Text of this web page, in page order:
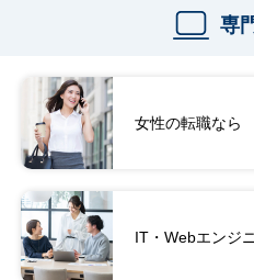
専
女性の転職なら
IT・Webエンジ